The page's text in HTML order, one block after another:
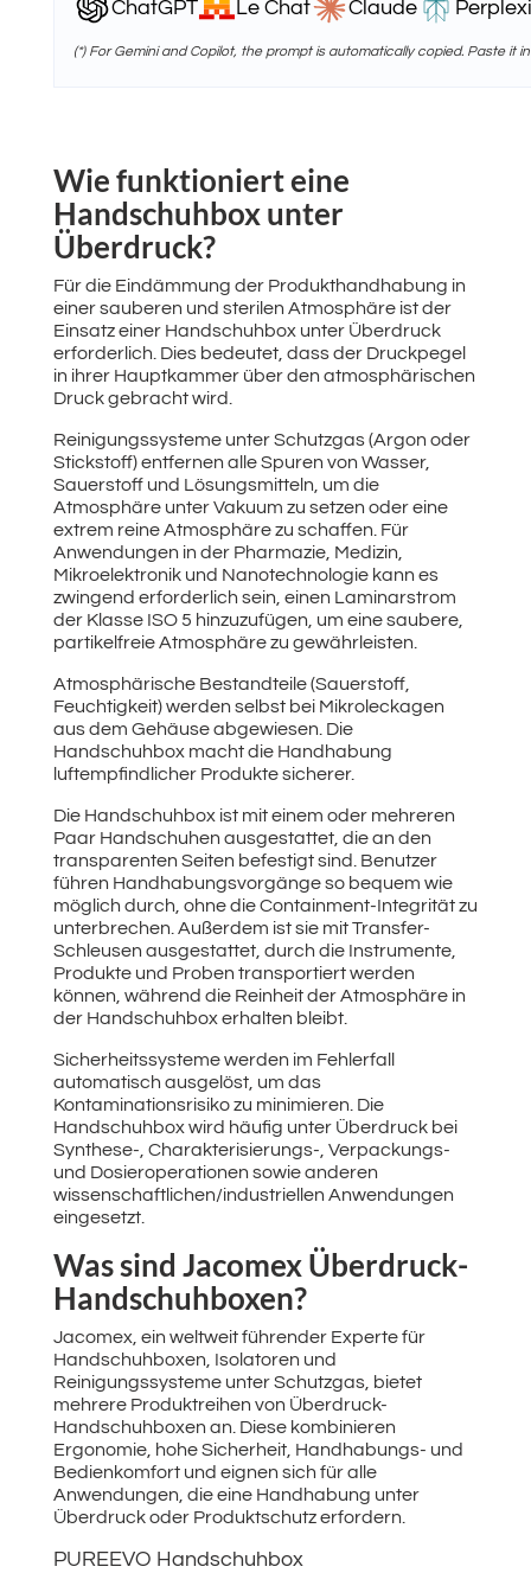
ChatGPT Le Chat Claude
(*) For Gemini and Copilot, the prompt is automatically copied. Paste it
Wie funktioniert eine
Handschuhbox unter
Überdruck?
Für die Eindämmung der Produkthandhabung in
einer sauberen und sterilen Atmosphäre ist der
Einsatz einer Handschuhbox unter Überdruck
erforderlich. Dies bedeutet, dass der Druckpegel
in ihrer Hauptkammer über den atmosphärischen
Druck gebracht wird.
Reinigungssysteme unter Schutzgas (Argon oder
Stickstoff) entfernen alle Spuren von Wasser,
Sauerstoff und Lösungsmitteln, um die
Atmosphäre unter Vakuum zu setzen oder eine
extrem reine Atmosphäre zu schaffen. Für
Anwendungen in der Pharmazie, Medizin,
Mikroelektronik und Nanotechnologie kann es
zwingend erforderlich sein, einen Laminarstrom
der Klasse ISO 5 hinzuzufügen, um eine saubere,
partikelfreie Atmosphäre zu gewährleisten.
Atmosphärische Bestandteile (Sauerstoff,
Feuchtigkeit) werden selbst bei Mikroleckagen
aus dem Gehäuse abgewiesen. Die
Handschuhbox macht die Handhabung
luftempfindlicher Produkte sicherer.
Die Handschuhbox ist mit einem oder mehreren
Paar Handschuhen ausgestattet, die an den
transparenten Seiten befestigt sind. Benutzer
führen Handhabungsvorgänge so bequem wie
möglich durch, ohne die Containment-Integrität zu
unterbrechen. Außerdem ist sie mit Transfer-
Schleusen ausgestattet, durch die Instrumente,
Produkte und Proben transportiert werden
können, während die Reinheit der Atmosphäre in
der Handschuhbox erhalten bleibt.
Sicherheitssysteme werden im Fehlerfall
automatisch ausgelöst, um das
Kontaminationsrisiko zu minimieren. Die
Handschuhbox wird häufig unter Überdruck bei
Synthese-, Charakterisierungs-, Verpackungs-
und Dosieroperationen sowie anderen
wissenschaftlichen/industriellen Anwendungen
eingesetzt.
Was sind Jacomex Überdruck-
Handschuhboxen?
Jacomex, ein weltweit führender Experte für
Handschuhboxen, Isolatoren und
Reinigungssysteme unter Schutzgas, bietet
mehrere Produktreihen von Überdruck-
Handschuhboxen an. Diese kombinieren
Ergonomie, hohe Sicherheit, Handhabungs- und
Bedienkomfort und eignen sich für alle
Anwendungen, die eine Handhabung unter
Überdruck oder Produktschutz erfordern.
PUREEVO Handschuhbox